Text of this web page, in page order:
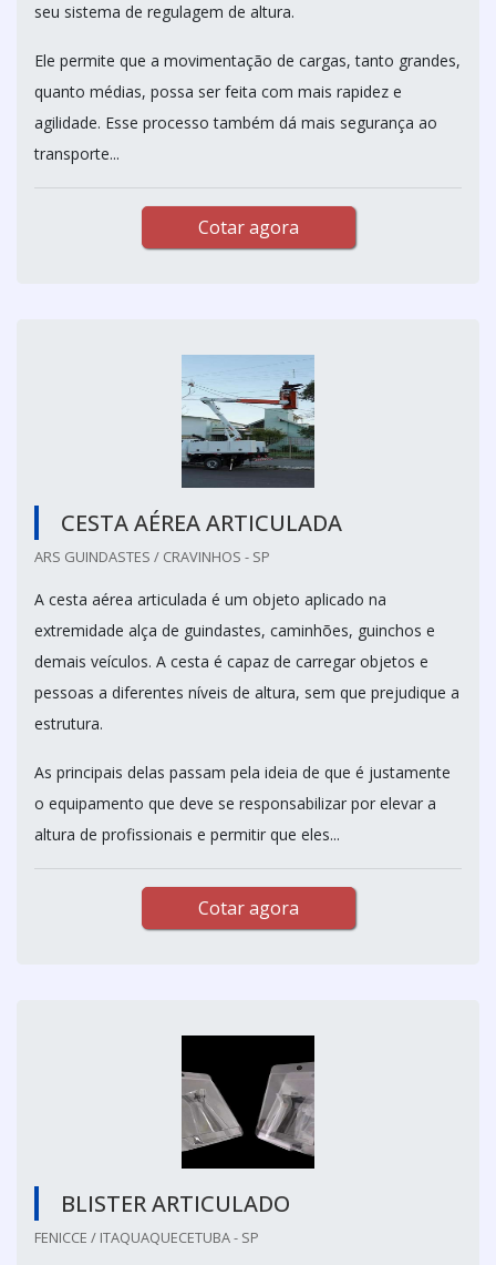
seu sistema de regulagem de altura.
Ele permite que a movimentação de cargas, tanto grandes,
quanto médias, possa ser feita com mais rapidez e
agilidade. Esse processo também dá mais segurança ao
transporte...
Cotar agora
CESTA AÉREA ARTICULADA
ARS GUINDASTES / CRAVINHOS - SP
A cesta aérea articulada é um objeto aplicado na
extremidade alça de guindastes, caminhões, guinchos e
demais veículos. A cesta é capaz de carregar objetos e
pessoas a diferentes níveis de altura, sem que prejudique a
estrutura.
As principais delas passam pela ideia de que é justamente
o equipamento que deve se responsabilizar por elevar a
altura de profissionais e permitir que eles...
Cotar agora
BLISTER ARTICULADO
FENICCE / ITAQUAQUECETUBA - SP